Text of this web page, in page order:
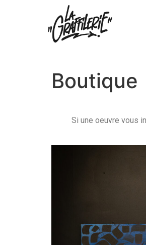
Boutique
Si une oeuvre vous